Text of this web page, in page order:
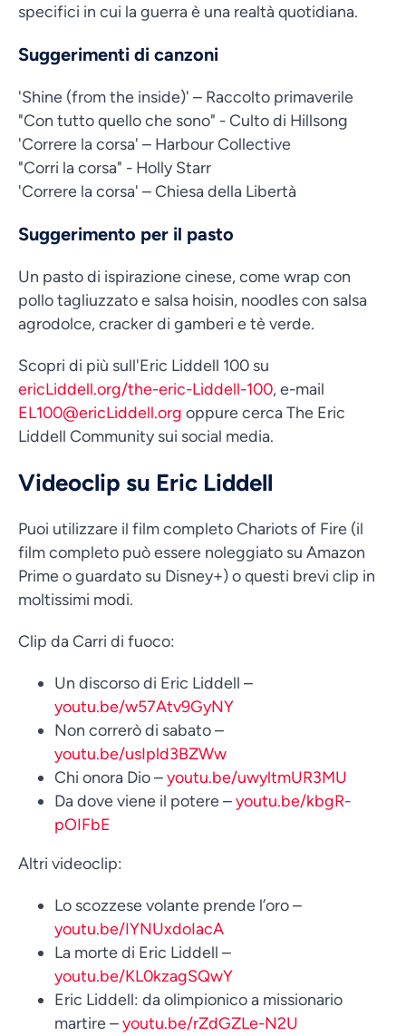
specifici in cui la guerra è una realtà quotidiana.
Suggerimenti di canzoni
'Shine (from the inside)' – Raccolto primaverile
"Con tutto quello che sono" - Culto di Hillsong
'Correre la corsa' – Harbour Collective
"Corri la corsa" - Holly Starr
'Correre la corsa' – Chiesa della Libertà
Suggerimento per il pasto
Un pasto di ispirazione cinese, come wrap con
pollo tagliuzzato e salsa hoisin, noodles con salsa
agrodolce, cracker di gamberi e tè verde.
Scopri di più sull'Eric Liddell 100 su
ericLiddell.org/the-eric-Liddell-100, e-mail
EL100@ericLiddell.org oppure cerca The Eric
Liddell Community sui social media.
Videoclip su Eric Liddell
Puoi utilizzare il film completo Chariots of Fire (il
film completo può essere noleggiato su Amazon
Prime o guardato su Disney+) o questi brevi clip in
moltissimi modi.
Clip da Carri di fuoco:
Un discorso di Eric Liddell –
youtu.be/w57Atv9GyNY
Non correrò di sabato –
youtu.be/usIpld3BZWw
Chi onora Dio –youtu.be/uwyltmUR3MU
Da dove viene il potere –youtu.be/kbgR-
pOIFbE
Altri videoclip:
Lo scozzese volante prende l’oro –
youtu.be/IYNUxdoIacA
La morte di Eric Liddell –
youtu.be/KL0kzagSQwY
Eric Liddell: da olimpionico a missionario
martire –youtu.be/rZdGZLe-N2U